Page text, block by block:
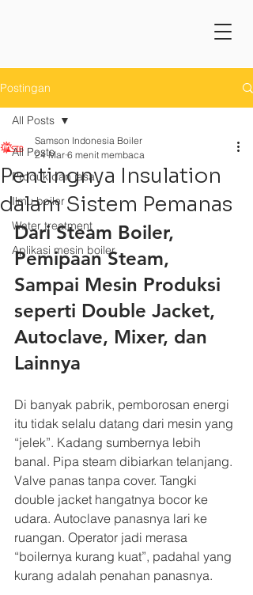
Postingan
All Posts
Produk dan jasa
Ilmu boiler
Water treatment
Aplikasi mesin boiler
All Posts
Pentingnya Insulation
dalam Sistem Pemanas
Samson Indonesia Boiler
24 Mar 6 menit membaca
Dari Steam Boiler,
Pemipaan Steam,
Sampai Mesin Produksi
seperti Double Jacket,
Autoclave, Mixer, dan
Lainnya
Di banyak pabrik, pemborosan energi
itu tidak selalu datang dari mesin yang
“jelek”. Kadang sumbernya lebih
banal. Pipa steam dibiarkan telanjang.
Valve panas tanpa cover. Tangki
double jacket hangatnya bocor ke
udara. Autoclave panasnya lari ke
ruangan. Operator jadi merasa
“boilernya kurang kuat”, padahal yang
kurang adalah penahan panasnya.